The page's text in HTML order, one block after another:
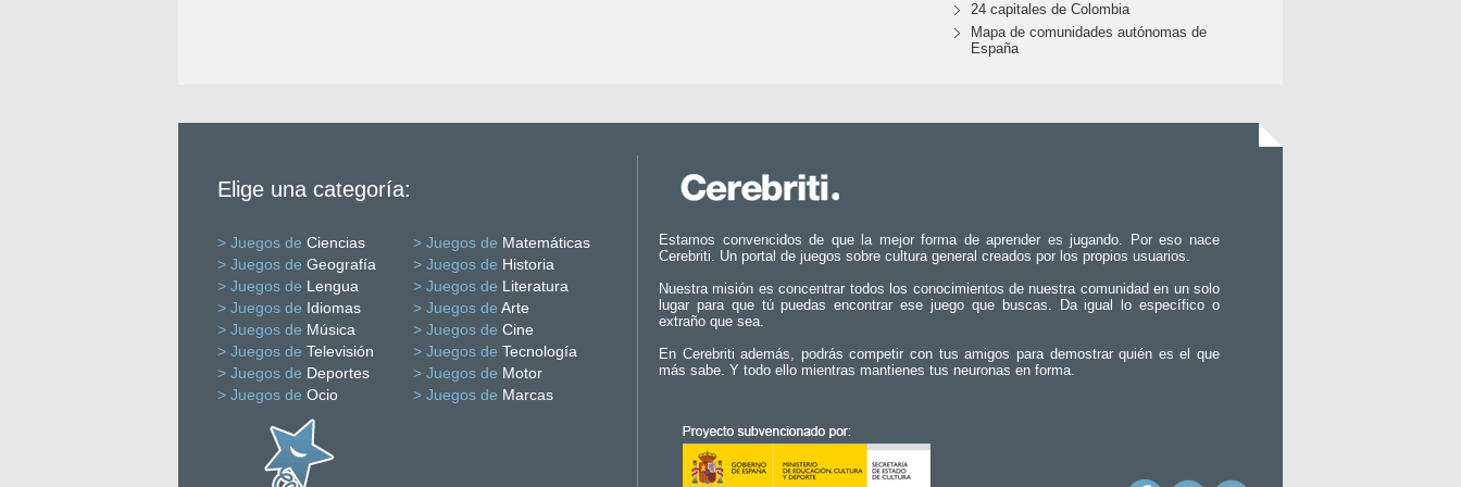
24 capitales de Colombia
Mapa de comunidades autónomas de
España
Elige una categoría:
> Juegos de Ciencias > Juegos de Matemáticas
> Juegos de Geografía > Juegos de Historia
> Juegos de Lengua > Juegos de Literatura
> Juegos de Idiomas > Juegos de Arte
> Juegos de Música > Juegos de Cine
> Juegos de Televisión > Juegos de Tecnología
> Juegos de Deportes > Juegos de Motor
> Juegos de Ocio > Juegos de Marcas
Estamos convencidos de que la mejor forma de aprender es jugando. Por eso nace
Cerebriti. Un portal de juegos sobre cultura general creados por los propios usuarios.
Nuestra misión es concentrar todos los conocimientos de nuestra comunidad en un solo
lugar para que tú puedas encontrar ese juego que buscas. Da igual lo específico o
extraño que sea.
En Cerebriti además, podrás competir con tus amigos para demostrar quién es el que
más sabe. Y todo ello mientras mantienes tus neuronas en forma.